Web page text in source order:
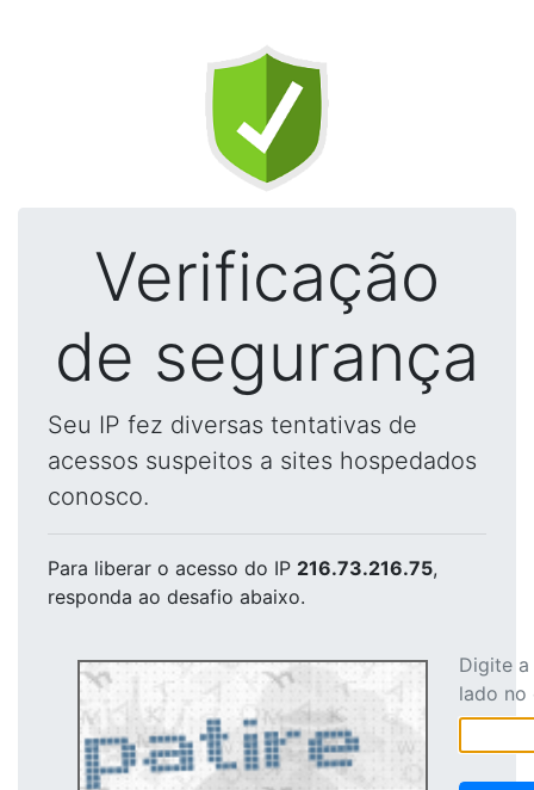
Verificação
de segurança
Seu IP fez diversas tentativas de
acessos suspeitos a sites hospedados
conosco.
Para liberar o acesso do IP 216.73.216.75,
responda ao desafio abaixo.
Digite
lado no